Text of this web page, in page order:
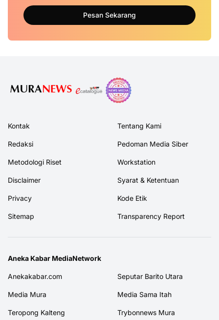
Pesan Sekarang
Kontak Tentang Kami
Redaksi Pedoman Media Siber
Metodologi Riset Workstation
Disclaimer Syarat & Ketentuan
Privacy Kode Etik
Sitemap Transparency Report
Aneka Kabar MediaNetwork
Anekakabar.com Seputar Barito Utara
Media Mura Media Sama Itah
Teropong Kalteng Trybonnews Mura